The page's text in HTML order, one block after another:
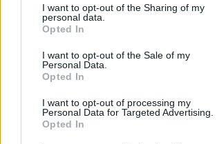
I want to opt-out of the Sharing of my
personal data.
Opted In
I want to opt-out of the Sale of my
Personal Data.
Opted In
I want to opt-out of processing my
Personal Data for Targeted Advertising.
Opted In